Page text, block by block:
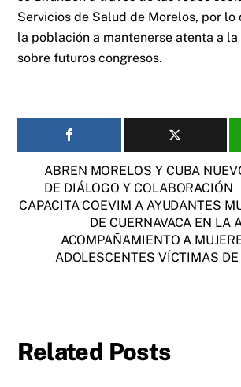
Servicios de Salud de Morelos, por lo
la población a mantenerse atenta a
sobre futuros congresos.
ABREN MORELOS Y CUBA
DE DIÁLOGO Y COLABORACIÓN
CAPACITA COEVIM A AYUDANTES
DE CUERNAVACA EN LA
ACOMPAÑAMIENTO A
ADOLESCENTES VÍCTIMAS
Related Posts